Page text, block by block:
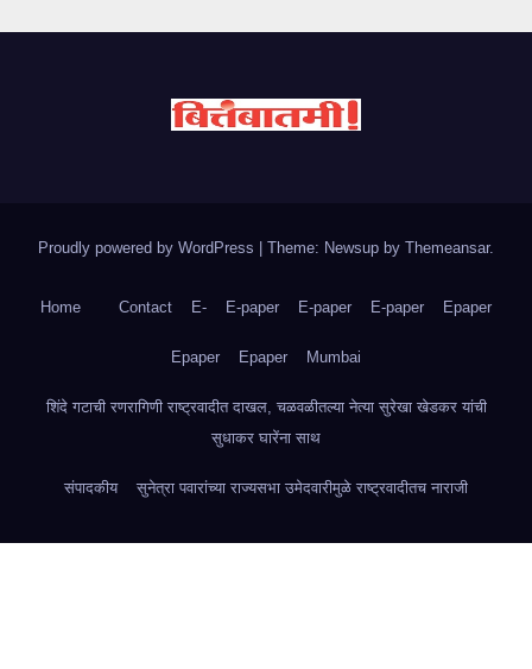
Proudly powered by WordPress | Theme: Newsup by Themeansar.
Home Contact E- E-paper E-paper E-paper Epaper
Epaper Epaper Mumbai
शिंदे गटाची रणरागिणी राष्ट्रवादीत दाखल, चळवळीतल्या नेत्या सुरेखा खेडकर यांची
सुधाकर घारेंना साथ
संपादकीय सुनेत्रा पवारांच्या राज्यसभा उमेदवारीमुळे राष्ट्रवादीतच नाराजी